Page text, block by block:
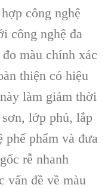
công nghệ
công nghệ đa
màu chính xác
thiện có hiệu
làm giảm thời
lớp phủ, lắp
phế phẩm và đưa
rễ nhanh
vấn đề về màu